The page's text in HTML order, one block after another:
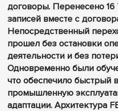
договоры. Перенесено 16
записей вместе с
Непосредственный
прошел без остановки
деятельности и без
Одновременно были
что обеспечило быстрый
промышленную
адаптации. Архитектура